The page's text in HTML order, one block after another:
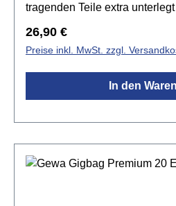
tragenden Teile extra
mit Zarge, Reißverschlussfest
durchlaufender
Zubehörfachfusselfreies
anthraziteingenähter Schutz
schwarz
Regulärer Preis:
26,90 €
Preise inkl. MwSt. zzgl.
In den